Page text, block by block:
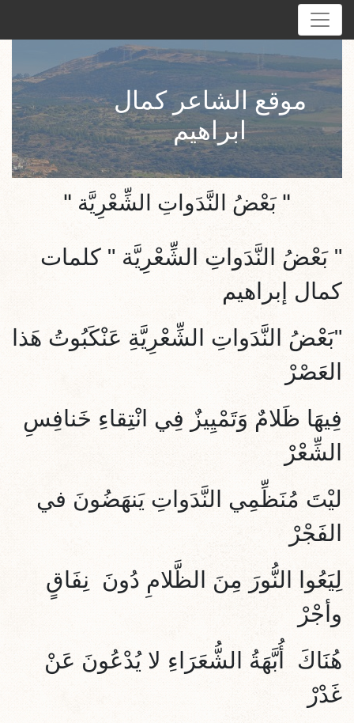
موقع الشاعر كمال
ابراهيم
" بَعْضُ النَّدَواتِ الشِّعْرِيَّة "
" بَعْضُ النَّدَواتِ الشِّعْرِيَّة " كلمات
كمال إبراهيم
"بَعْضُ النَّدَواتِ الشِّعْرِيَّةِ عَنْكَبُوتُ هَذا
العَصْرْ
فِيهَا ظَلامٌ وَتَمْيِيزٌ فِي انْتِقاءِ خَنافِسِ
الشِّعْرْ
ليْتَ مُنَظِّمِي النَّدَواتِ يَنهَضُونَ في
الفَجْرْ
لِيَعُوا النُّورَ مِنَ الظَّلامِ دُونَ نِفَاقٍ
وأجْرْ
هُنَاكَ أُبَّهَةُ الشُّعَرَاءِ لا يُدْعُونَ عَنْ
غَدْرْ